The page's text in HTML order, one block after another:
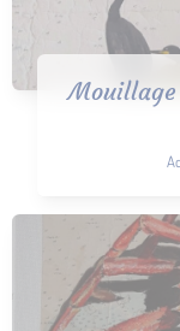
Mouillage